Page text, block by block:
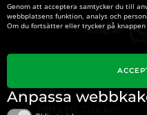
Genom att acceptera samtycker du till
webbplatsens funktion, analys och
Om du fortsätter eller trycker på
Anpassa
Instagram
Sidor